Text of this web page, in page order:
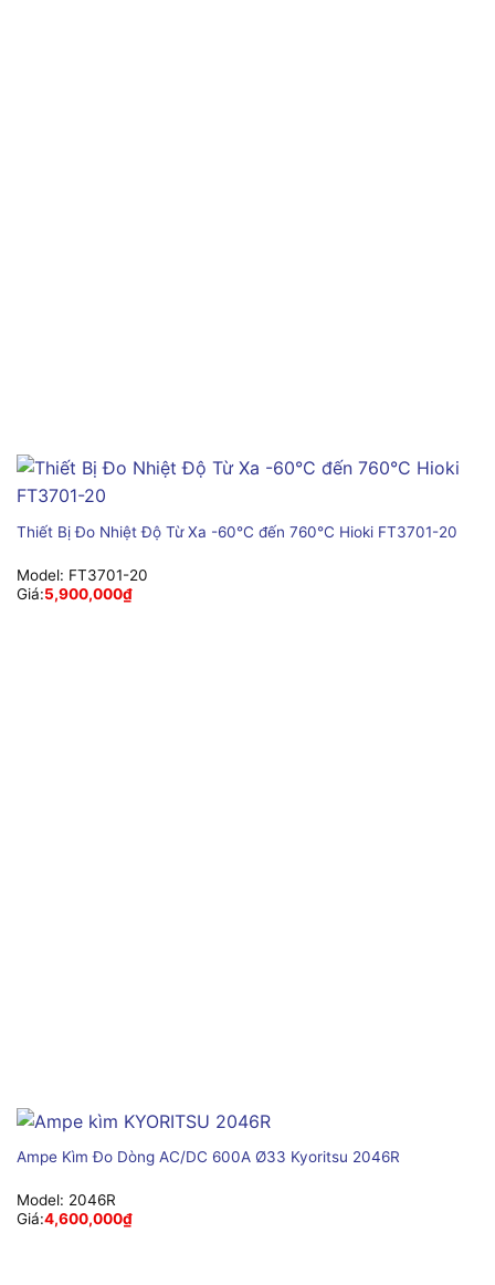
Thiết Bị Đo Nhiệt Độ Từ Xa -60°C đến 760°C Hioki FT3701-20
Model: FT3701-20
Giá:5,900,000₫
Ampe Kìm Đo Dòng AC/DC 600A Ø33 Kyoritsu 2046R
Model: 2046R
Giá:4,600,000₫